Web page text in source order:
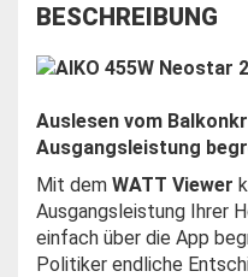
BESCHREIBUNG
Auslesen vom
Ausgangsleistung
Mit dem WATT Viewer
Ausgangsleistung Ihrer
einfach über die App
Politiker endliche